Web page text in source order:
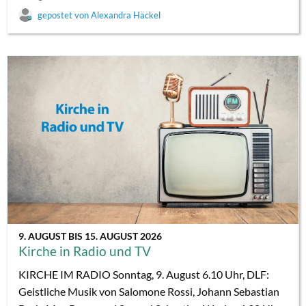
Erkenntnisse nach oder staunen über die Vielfalt des
Glaubens. Kommen Sie mit uns ins Gespräch! Die
Projekt der Ökumenischen Akademie Ostthüringen
(ÖAO), the.Arter e.V. und dem Seniorenbeirat der Stadt
Greiz. Am 19. August 2026 öffnet die AKADEMIE AM
VORMITTAG...
Alexandra Häckel
9. AUGUST BIS 15. AUGUST 2026
Kirche in Radio und TV
KIRCHE IM RADIO Sonntag, 9. August 6.10 Uhr, DLF:
Geistliche Musik von Salomone Rossi, Johann Sebastian